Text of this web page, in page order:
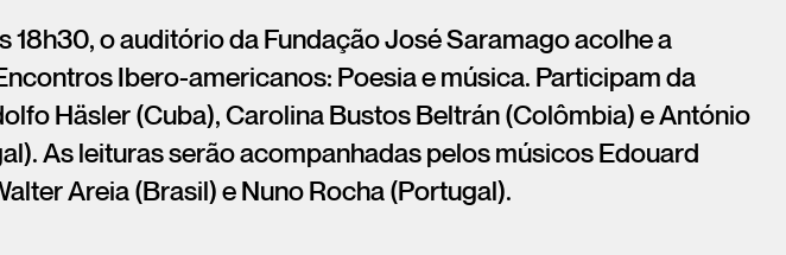
18h30, o auditório da Fundação José Saramago acolhe a
Ibero-americanos: Poesia e música. Participam da
Häsler (Cuba), Carolina Bustos Beltrán (Colômbia) e António
As leituras serão acompanhadas pelos músicos Edouard
Areia (Brasil) e Nuno Rocha (Portugal).